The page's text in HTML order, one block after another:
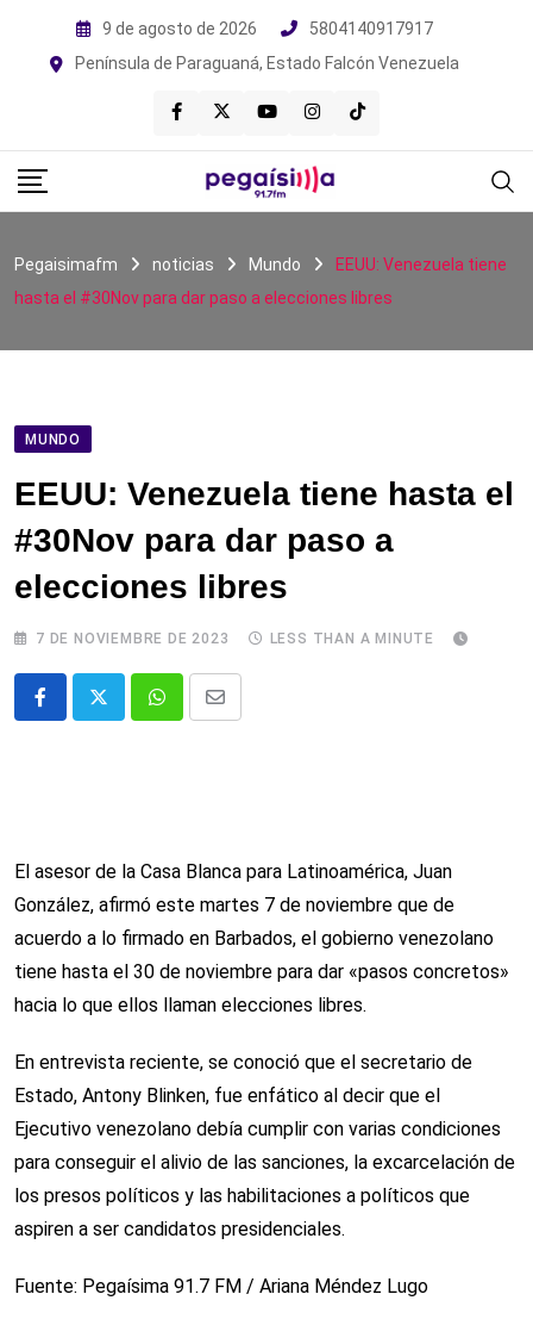
9 de agosto de 2026
5804140917917
Península de Paraguaná, Estado Falcón Venezuela
Pegaisimafm noticias Mundo
EEUU: Venezuela tiene
hasta el #30Nov para dar paso a elecciones libres
MUNDO
EEUU: Venezuela tiene hasta el
#30Nov para dar paso a
elecciones libres
7 DE NOVIEMBRE DE 2023 LESS THAN A MINUTE
WhatsappComparte
El asesor de la Casa Blanca para Latinoamérica, Juan
González, afirmó este martes 7 de noviembre que de
acuerdo a lo firmado en Barbados, el gobierno venezolano
tiene hasta el 30 de noviembre para dar «pasos concretos»
hacia lo que ellos llaman elecciones libres.
En entrevista reciente, se conoció que el secretario de
Estado, Antony Blinken, fue enfático al decir que el
Ejecutivo venezolano debía cumplir con varias condiciones
para conseguir el alivio de las sanciones, la excarcelación de
los presos políticos y las habilitaciones a políticos que
aspiren a ser candidatos presidenciales.
Fuente: Pegaísima 91.7 FM / Ariana Méndez Lugo